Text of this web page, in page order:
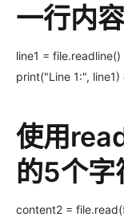
一行内容
line1 = file.readline()
print("Line 1:",
使用
的5个字
content2 =